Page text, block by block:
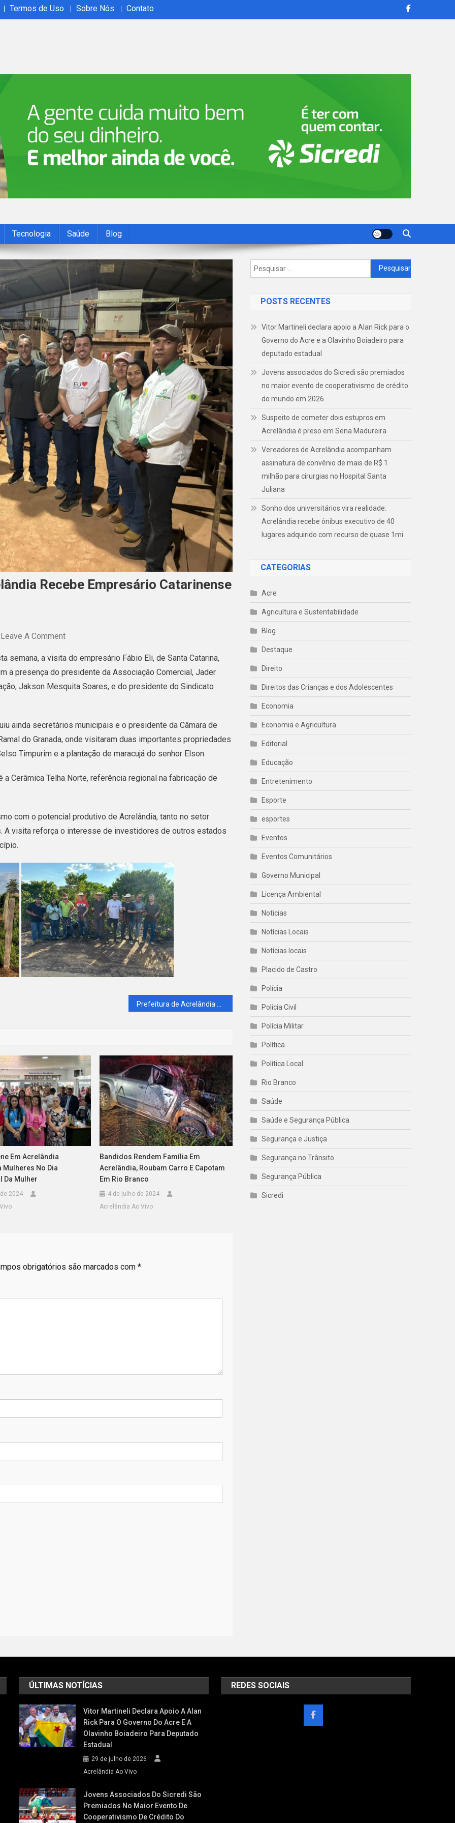
Termos de Uso Sobre Nós Contato
Tecnologia Saúde Blog
Recebe Empresário Catarinense
Leave A CommentOn
Comercial
De
Acrelândia
Empresário
Catarinense
Do
Cervejeiro
semana, a visita do empresário Fábio Eli, de Santa Catarina,
a presença do presidente da Associação Comercial, Jader
Jakson Mesquita Soares, e do presidente do Sindicato
ainda secretários municipais e o presidente da Câmara de
do Granada, onde visitaram duas importantes propriedades
Timpurim e a plantação de maracujá do senhor Elson.
Cerâmica Telha Norte, referência regional na fabricação de
com o potencial produtivo de Acrelândia, tanto no setor
A visita reforça o interesse de investidores de outros estados
Em Acrelândia
Mulheres No Dia
Da Mulher
2024
Bandidos Rendem Família Em
Acrelândia, Roubam Carro E Capotam
Em Rio Branco
4 de julho de 2024
Acrelândia Ao Vivo
obrigatórios são marcados com *
Pesquisar
por:
POSTS RECENTES
Vitor Martineli declara apoio a Alan Rick para o
Governo do Acre e a Olavinho Boiadeiro para
deputado estadual
Jovens associados do Sicredi são premiados
no maior evento de cooperativismo de crédito
do mundo em 2026
Suspeito de cometer dois estupros em
Acrelândia é preso em Sena Madureira
Vereadores de Acrelândia acompanham
assinatura de convênio de mais de R$ 1
milhão para cirurgias no Hospital Santa
Juliana
Sonho dos universitários vira realidade:
Acrelândia recebe ônibus executivo de 40
lugares adquirido com recurso de quase 1mi
CATEGORIAS
Acre
Agricultura e Sustentabilidade
Blog
Destaque
Direito
Direitos das Crianças e dos Adolescentes
Economia
Economia e Agricultura
Editorial
Educação
Entretenimento
Esporte
esportes
Eventos
Eventos Comunitários
Governo Municipal
Licença Ambiental
Noticias
Notícias Locais
Notícias locais
Placido de Castro
Polícia
Polícia Civil
Polícia Militar
Política
Política Local
Rio Branco
Saúde
Saúde e Segurança Pública
Segurança e Justiça
Segurança no Trânsito
Segurança Pública
Sicredi
ÚLTIMAS NOTÍCIAS
Vitor Martineli Declara Apoio A Alan
Rick Para O Governo Do Acre E A
Olavinho Boiadeiro Para Deputado
Estadual
29 de julho de 2026
Acrelândia Ao Vivo
Jovens Associados Do Sicredi São
Premiados No Maior Evento De
Cooperativismo De Crédito Do
REDES SOCIAIS